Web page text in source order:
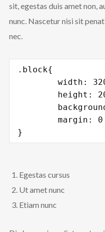
sit, egestas duis amet non,
nunc. Nascetur nisi sit
nec.
.block{
}
Egestas cursus
Ut amet nunc
Etiam nunc